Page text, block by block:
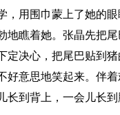
，用围巾蒙上了她的
地瞧着她。张晶先把
定决心，把尾巴贴到
好意思地笑起来。伴
长到背上，一会儿长到